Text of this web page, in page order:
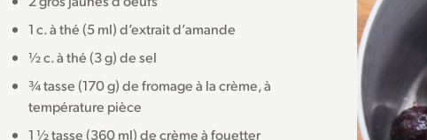
1 c. à thé (5 ml) d’extrait d’amande
½ c. à thé (3 g) de sel
¾ tasse (170 g) de fromage à la crème, à
température pièce
1 ½ tasse (360 ml) de crème à fouetter